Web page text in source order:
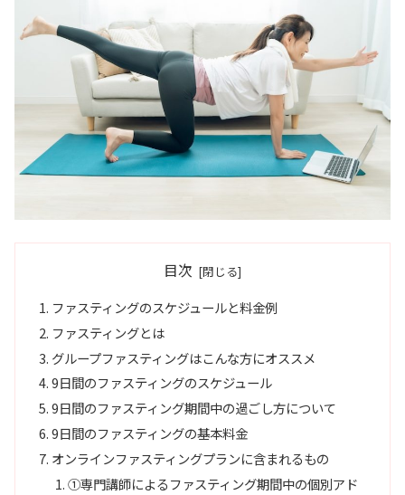
目次
ファスティングのスケジュールと料金例
ファスティングとは
グループファスティングはこんな方にオススメ
9日間のファスティングのスケジュール
9日間のファスティング期間中の過ごし方について
9日間のファスティングの基本料金
オンラインファスティングプランに含まれるもの
①専門講師によるファスティング期間中の個別アド